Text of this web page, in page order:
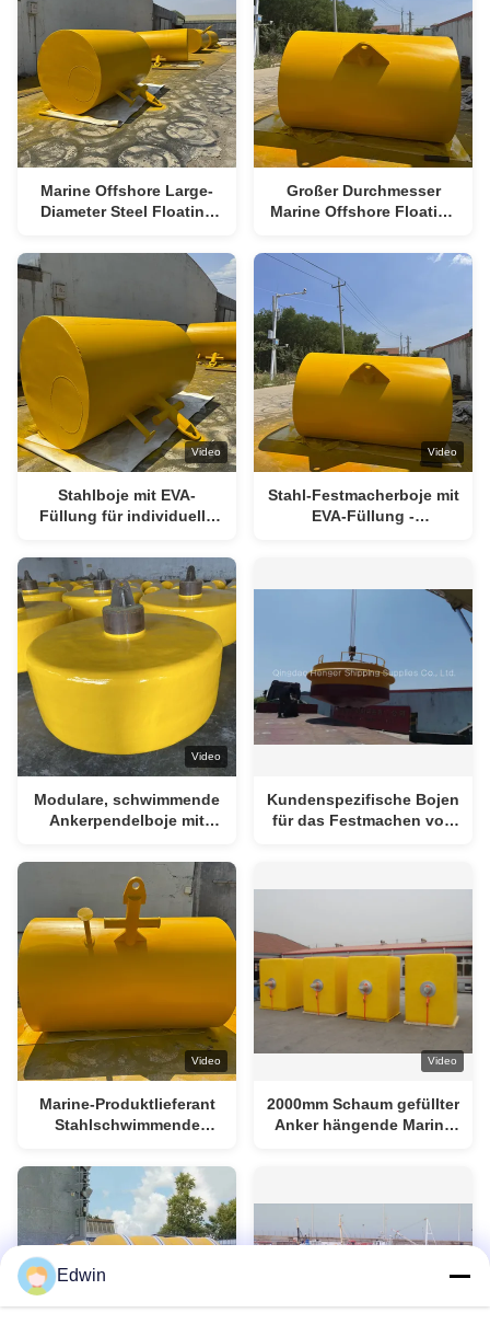
Spray-Carbon/Edelstahl
für Ölplattformen, FPSO-
Mooring)
Marine Offshore Large-
Diameter Steel Floating
Großer Durchmesser
Marine Offshore Floating
Video
Stahlboje mit EVA-
Füllung für individuelle
Video
Stahl-Festmacherboje mit
EVA-Füllung -
Video
Modulare, schwimmende
Ankerpendelboje mit
Kundenspezifische Bojen
für das Festmachen von
Video
Marine-Produktlieferant
Stahlschwimmende
Bootschiffe
Video
2000mm Schaum gefüllter
Anker hängende Marine
Edwin